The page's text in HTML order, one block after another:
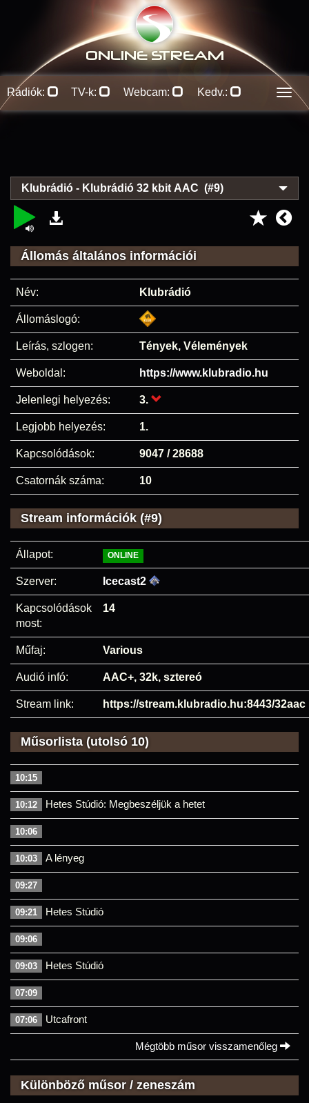
ONLINE STREAM
Rádiók: TV-k: Webcam: Kedv.:
Klubrádió - Klubrádió 32 kbit AAC (#9)
Állomás általános információi
Név: Klubrádió
Állomáslogó:
Leírás, szlogen: Tények, Vélemények
Weboldal: https://www.klubradio.hu
Jelenlegi helyezés: 3.
Legjobb helyezés: 1.
Kapcsolódások: 9047 / 28688
Csatornák száma: 10
Stream információk (#9)
Állapot: ONLINE
Szerver: Icecast2
Kapcsolódások
most:
14
Műfaj: Various
Audió infó: AAC+, 32k, sztereó
Stream link: https://stream.klubradio.hu:8443/32aac
Műsorlista (utolsó 10)
10:15
10:12 Hetes Stúdió: Megbeszéljük a hetet
10:06
10:03 A lényeg
09:27
09:21 Hetes Stúdió
09:06
09:03 Hetes Stúdió
07:09
07:06 Utcafront
Mégtöbb műsor visszamenőleg
Különböző műsor / zeneszám